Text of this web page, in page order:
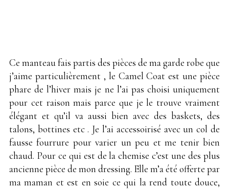
Ce manteau fais partis des pièces de ma garde robe que
j’aime particulièrement , le Camel Coat est une pièce
phare de l’hiver mais je ne l’ai pas choisi uniquement
pour cet raison mais parce que je le trouve vraiment
élégant et qu’il va aussi bien avec des baskets, des
talons, bottines etc . Je l’ai accessoirisé avec un col de
fausse fourrure pour varier un peu et me tenir bien
chaud. Pour ce qui est de la chemise c’est une des plus
ancienne pièce de mon dressing. Elle m’a été offerte par
ma maman et est en soie ce qui la rend toute douce,